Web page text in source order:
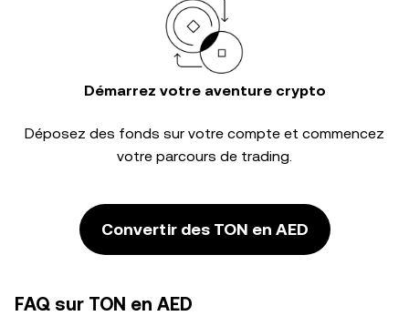
Démarrez votre aventure crypto
Déposez des fonds sur votre compte et commencez
votre parcours de trading.
Convertir des TON en AED
FAQ sur TON en AED